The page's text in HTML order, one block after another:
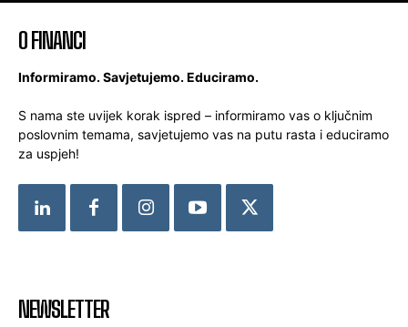
O FINANCI
Informiramo. Savjetujemo. Educiramo.
S nama ste uvijek korak ispred – informiramo vas o ključnim
poslovnim temama, savjetujemo vas na putu rasta i educiramo
za uspjeh!
NEWSLETTER